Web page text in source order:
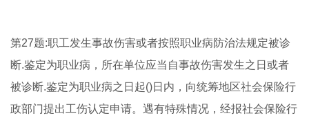
第27题:职工发生事故伤害或者按照职业病防治法规定被诊
断.鉴定为职业病，所在单位应当自事故伤害发生之日或者
被诊断.鉴定为职业病之日起()日内，向统筹地区社会保险行
政部门提出工伤认定申请。遇有特殊情况，经报社会保险行